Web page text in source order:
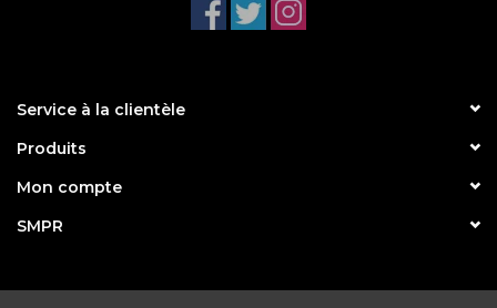
Service à la clientèle
Produits
Mon compte
SMPR